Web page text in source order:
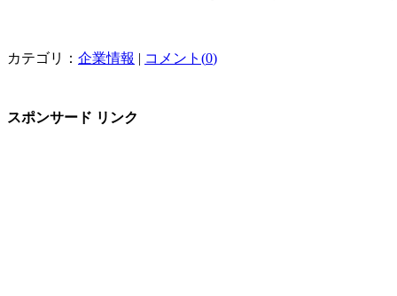
カテゴリ： 企業情報 | コメント(0)
スポンサード リンク